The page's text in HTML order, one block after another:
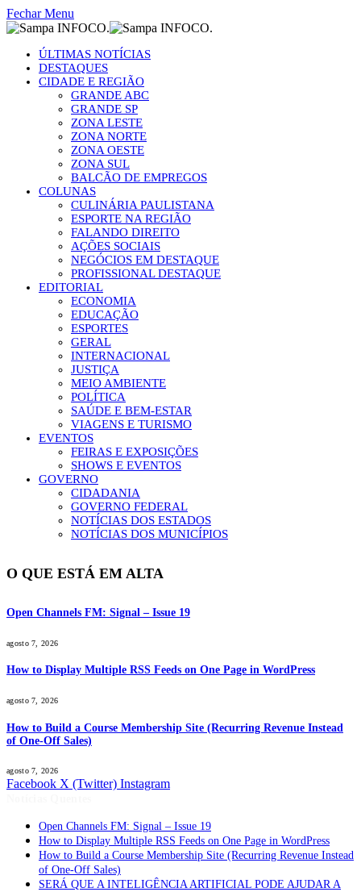
Fechar Menu
ÚLTIMAS NOTÍCIAS
DESTAQUES
CIDADE E REGIÃO
GRANDE ABC
GRANDE SP
ZONA LESTE
ZONA NORTE
ZONA OESTE
ZONA SUL
BALCÃO DE EMPREGOS
COLUNAS
CULINÁRIA PAULISTANA
ESPORTE NA REGIÃO
FALANDO DIREITO
AÇÕES SOCIAIS
NEGÓCIOS EM DESTAQUE
PROFISSIONAL DESTAQUE
EDITORIAL
ECONOMIA
EDUCAÇÃO
ESPORTES
GERAL
INTERNACIONAL
JUSTIÇA
MEIO AMBIENTE
POLÍTICA
SAÚDE E BEM-ESTAR
VIAGENS E TURISMO
EVENTOS
FEIRAS E EXPOSIÇÕES
SHOWS E EVENTOS
GOVERNO
CIDADANIA
GOVERNO FEDERAL
NOTÍCIAS DOS ESTADOS
NOTÍCIAS DOS MUNICÍPIOS
O QUE ESTÁ EM ALTA
Open Channels FM: Signal – Issue 19
agosto 7, 2026
How to Display Multiple RSS Feeds on One Page in WordPress
agosto 7, 2026
How to Build a Course Membership Site (Recurring Revenue Instead
of One-Off Sales)
agosto 7, 2026
Facebook X (Twitter) Instagram
Open Channels FM: Signal – Issue 19
How to Display Multiple RSS Feeds on One Page in WordPress
How to Build a Course Membership Site (Recurring Revenue Instead
of One-Off Sales)
SERÁ QUE A INTELIGÊNCIA ARTIFICIAL PODE AJUDAR A